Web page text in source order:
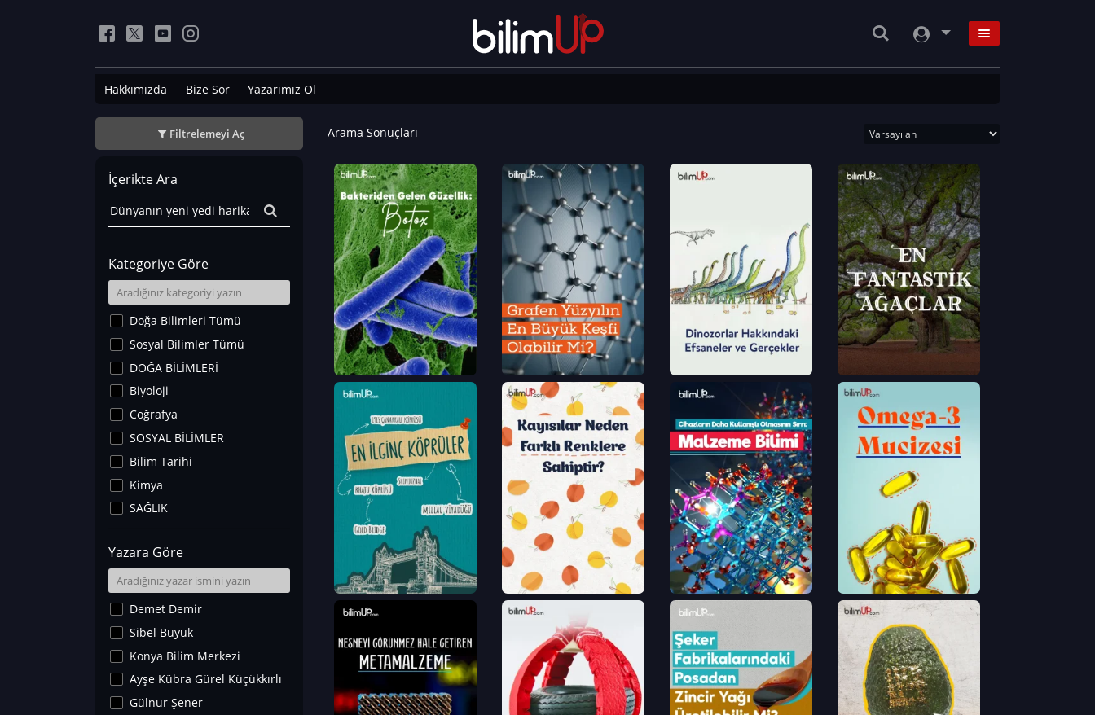
Hakkımızda Bize Sor Yazarımız Ol
Filtrelemeyi Aç
İçerikte Ara
Kategoriye Göre
Doğa Bilimleri Tümü
Sosyal Bilimler Tümü
DOĞA BİLİMLERİ
Biyoloji
Coğrafya
SOSYAL BİLİMLER
Bilim Tarihi
Kimya
SAĞLIK
Sanat Tarihi
Fizik
Yer Bilimleri
Astronomi ve Uzay
Noroloji
Matematik
Teknoloji
İklim Değişikliği
Yazara Göre
Demet Demir
Sibel Büyük
Konya Bilim Merkezi
Ayşe Kübra Gürel Küçükkırlı
Gülnur Şener
Arama Sonuçları